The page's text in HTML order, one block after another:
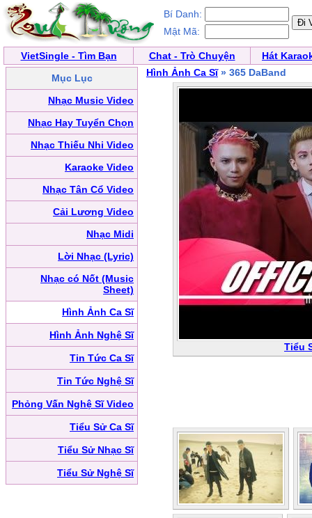
Bí Danh:
Mật Mã:
VietSingle - Tìm Bạn Chat - Trò Chuyện
Hát
Mục Lục
Nhạc Music Video
Nhạc Hay Tuyển Chọn
Nhạc Thiếu Nhi Video
Karaoke Video
Nhạc Tân Cổ Video
Cải Lương Video
Nhạc Midi
Lời Nhạc (Lyric)
Nhạc có Nốt (Music
Sheet)
Hình Ảnh Ca Sĩ
Hình Ảnh Nghệ Sĩ
Tin Tức Ca Sĩ
Tin Tức Nghệ Sĩ
Phỏng Vấn Nghệ Sĩ Video
Tiểu Sử Ca Sĩ
Tiểu Sử Nhạc Sĩ
Tiểu Sử Nghệ Sĩ
Hình Ảnh Ca Sĩ» 365 DaBand
Tiểu